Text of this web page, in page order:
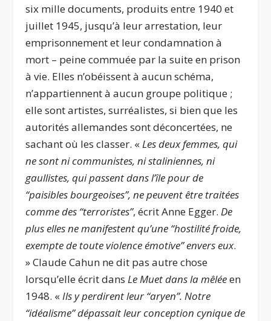
six mille documents, produits entre 1940 et
juillet 1945, jusqu’à leur arrestation, leur
emprisonnement et leur condamnation à
mort – peine commuée par la suite en prison
à vie. Elles n’obéissent à aucun schéma,
n’appartiennent à aucun groupe politique ;
elle sont artistes, surréalistes, si bien que les
autorités allemandes sont déconcertées, ne
sachant où les classer. «Les deux femmes, qui
ne sont ni communistes, ni staliniennes, ni
gaullistes, qui passent dans l’île pour de
“paisibles bourgeoises”, ne peuvent être traitées
comme des “terroristes”, écrit Anne Egger.De
plus elles ne manifestent qu’une “hostilité froide,
exempte de toute violence émotive” envers eux.
» Claude Cahun ne dit pas autre chose
lorsqu’elle écrit dansLe Muet dans la mêléeen
1948. «Ils y perdirent leur “aryen”. Notre
“idéalisme” dépassait leur conception cynique de